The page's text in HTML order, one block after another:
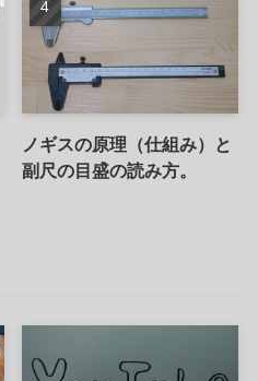
ノギスの原理（仕組み）と
副尺の目盛の読み方。